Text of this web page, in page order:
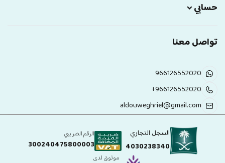
حسابي
تواصل معنا
966126552020
+966126552020
aldouweghriel@gmail.com
السجل التجاري
4030238340
الرقم الضريبي
300240475800003
موثوق لدى